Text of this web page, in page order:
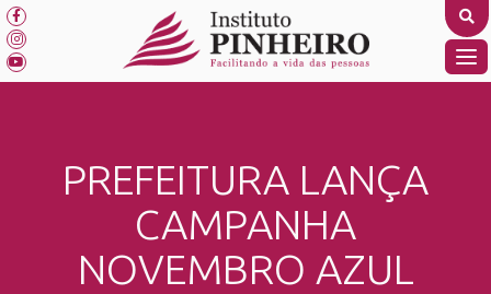
Skip
to
content
PREFEITURA LANÇA
CAMPANHA
NOVEMBRO AZUL